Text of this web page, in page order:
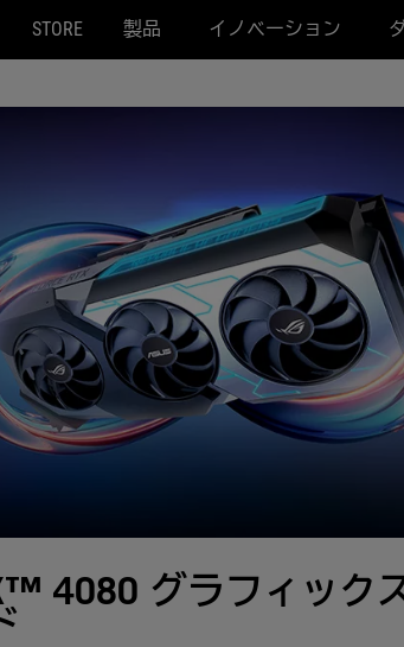
STORE 製品 イノベーション
4080 グラフィック